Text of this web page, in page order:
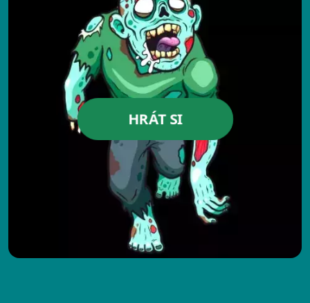
HRÁT SI